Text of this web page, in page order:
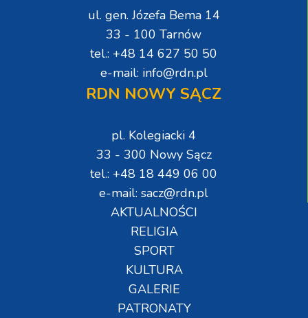
ul. gen. Józefa Bema 14
33 - 100 Tarnów
tel.: +48 14 627 50 50
e-mail: info@rdn.pl
RDN NOWY SĄCZ
pl. Kolegiacki 4
33 - 300 Nowy Sącz
tel.: +48 18 449 06 00
e-mail: sacz@rdn.pl
AKTUALNOŚCI
RELIGIA
SPORT
KULTURA
GALERIE
PATRONATY